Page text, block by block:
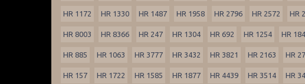
HR 1172 HR 1330 HR 1487 HR 1958 HR 2796 HR 2572 HR
HR 8003 HR 8366 HR 247 HR 1304 HR 692 HR 1254 HR
HR 885 HR 1063 HR 3777 HR 3432 HR 3821 HR 2163 HR
HR 157 HR 1722 HR 1585 HR 1877 HR 4439 HR 3514 HR